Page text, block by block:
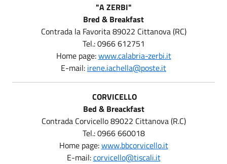
"A ZERBI"
Bred & Breakfast
Contrada la Favorita 89022 Cittanova (RC)
Tel.: 0966 612751
Home page:www.calabria-zerbi.it
E-mail: irene.iachella@poste.it
CORVICELLO
Bed & Breackfast
Contrada Corvicello 89022 Cittanova (R.C)
Tel.: 0966 660018
Home page:www.bbcorvicello.it
E-mail:corvicello@tiscali.it